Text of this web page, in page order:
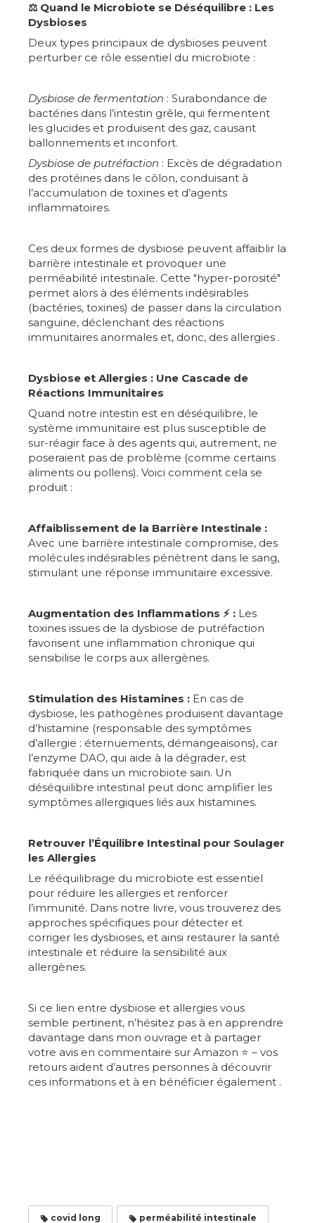
⚖️ Quand le Microbiote se Déséquilibre : Les
Dysbioses
Deux types principaux de dysbioses peuvent
perturber ce rôle essentiel du microbiote :
Dysbiose de fermentation : Surabondance de
bactéries dans l’intestin grêle, qui fermentent
les glucides et produisent des gaz, causant
ballonnements et inconfort.
Dysbiose de putréfaction : Excès de dégradation
des protéines dans le côlon, conduisant à
l’accumulation de toxines et d’agents
inflammatoires.
Ces deux formes de dysbiose peuvent affaiblir la
barrière intestinale et provoquer une
perméabilité intestinale. Cette "hyper-porosité"
permet alors à des éléments indésirables
(bactéries, toxines) de passer dans la circulation
sanguine, déclenchant des réactions
immunitaires anormales et, donc, des allergies ️.
Dysbiose et Allergies : Une Cascade de
Réactions Immunitaires
Quand notre intestin est en déséquilibre, le
système immunitaire est plus susceptible de
sur-réagir face à des agents qui, autrement, ne
poseraient pas de problème (comme certains
aliments ou pollens). Voici comment cela se
produit :
Affaiblissement de la Barrière Intestinale :
Avec une barrière intestinale compromise, des
molécules indésirables pénètrent dans le sang,
stimulant une réponse immunitaire excessive.
Augmentation des Inflammations ⚡ : Les
toxines issues de la dysbiose de putréfaction
favorisent une inflammation chronique qui
sensibilise le corps aux allergènes.
Stimulation des Histamines : En cas de
dysbiose, les pathogènes produisent davantage
d’histamine (responsable des symptômes
d’allergie : éternuements, démangeaisons), car
l’enzyme DAO, qui aide à la dégrader, est
fabriquée dans un microbiote sain. Un
déséquilibre intestinal peut donc amplifier les
symptômes allergiques liés aux histamines.
Retrouver l’Équilibre Intestinal pour Soulager
les Allergies
Le rééquilibrage du microbiote est essentiel
pour réduire les allergies et renforcer
l’immunité. Dans notre livre, vous trouverez des
approches spécifiques pour détecter et
corriger les dysbioses, et ainsi restaurer la santé
intestinale et réduire la sensibilité aux
allergènes.
Si ce lien entre dysbiose et allergies vous
semble pertinent, n’hésitez pas à en apprendre
davantage dans mon ouvrage et à partager
votre avis en commentaire sur Amazon ⭐ – vos
retours aident d’autres personnes à découvrir
ces informations et à en bénéficier également .
covid long perméabilité intestinale